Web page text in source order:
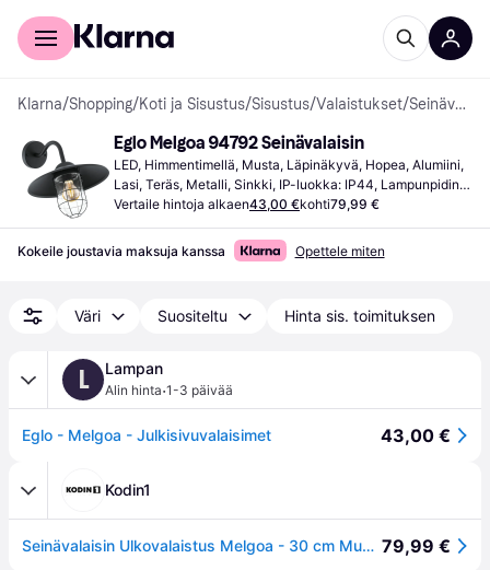
Kuluttajille
Klarna/Shopping/Koti ja Sisustus/Sisustus/Valaistukset/ Seinävalaisimet
Eglo Melgoa 94792 Seinävalaisin
LED, Himmentimellä, Musta, Läpinäkyvä, Hopea, Alumiini,
Lasi, Teräs, Metalli, Sinkki, IP-luokka: IP44, Lampunpidin:
E27
Vertaile hintoja alkaen43,00 €kohti79,99 €
Kokeile joustavia maksuja kanssa Opettele miten
Väri Suositeltu Hinta sis. toimituksen
L Lampan
Alin hinta·1-3 päivää
Eglo - Melgoa - Julkisivuvalaisimet 43,00 €
Kodin1
Seinävalaisin Ulkovalaistus Melgoa - 30 cm Musta Sisäänkäynnin valaistus 79,99 €